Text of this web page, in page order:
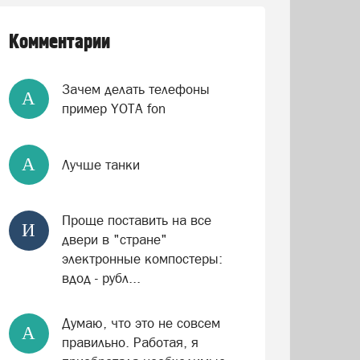
Комментарии
А
Зачем делать телефоны
пример YOTA fon
А Лучше танки
И
Проще поставить на все
двери в "стране"
электронные компостеры:
вдод - рубл...
А
Думаю, что это не совсем
правильно. Работая, я